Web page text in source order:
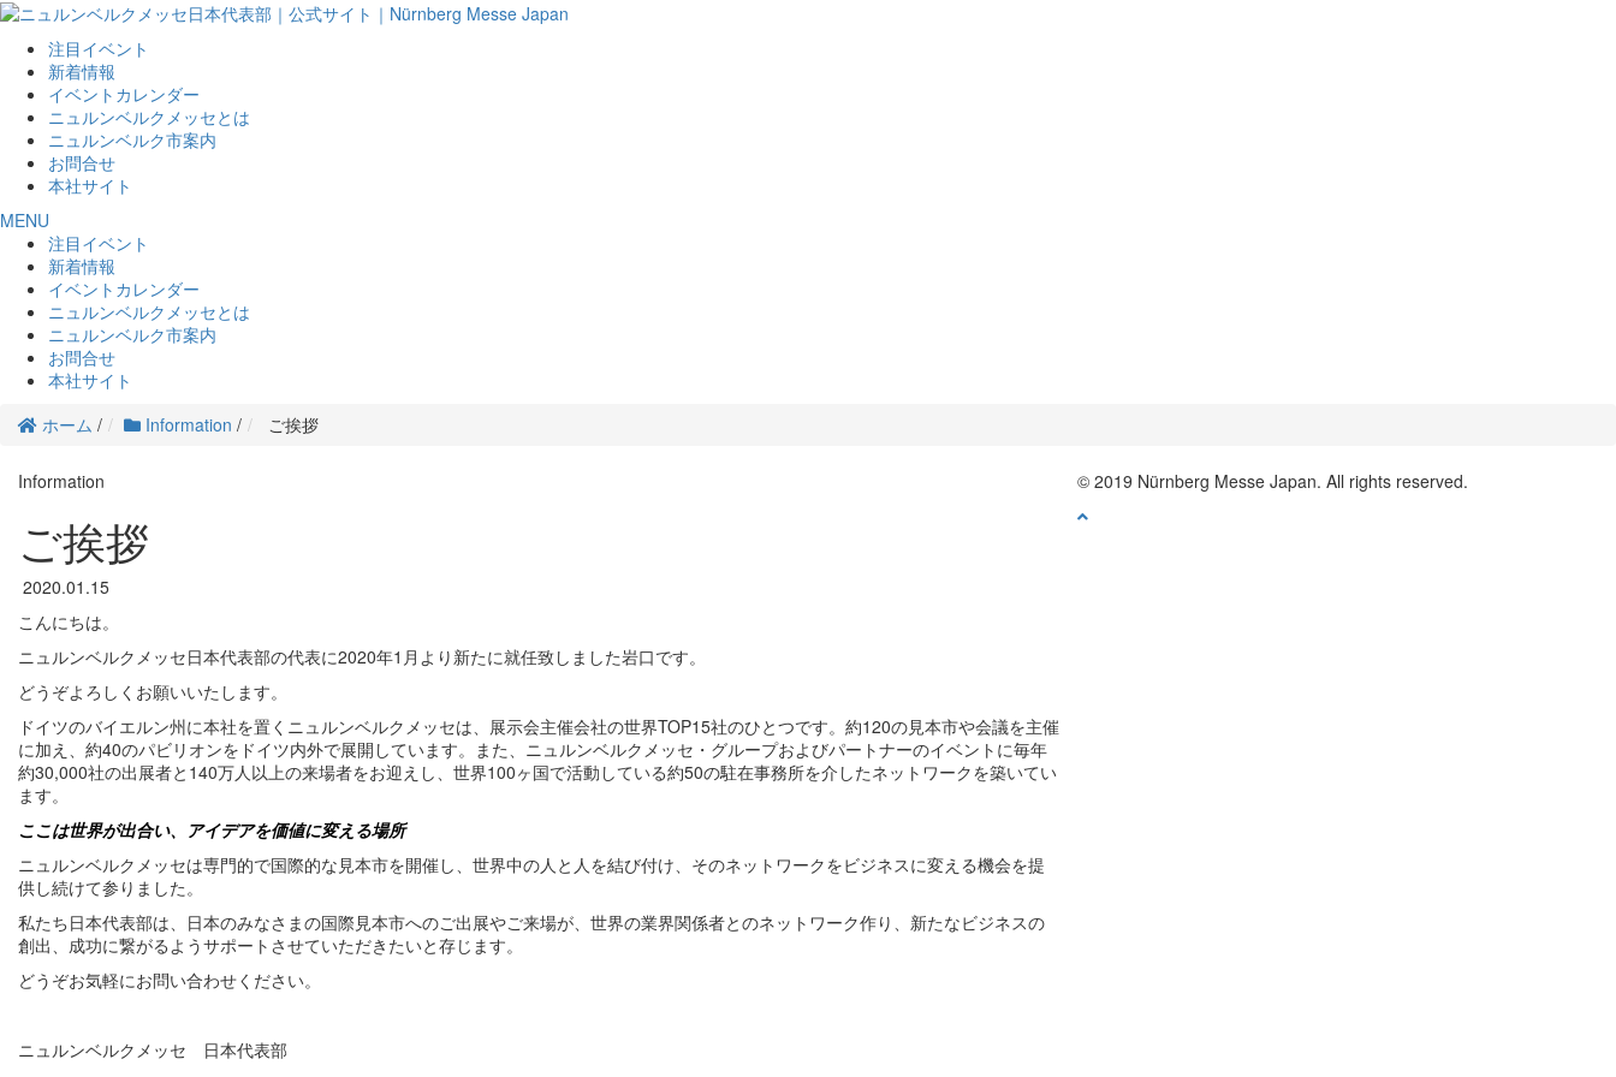
注目イベント
新着情報
イベントカレンダー
ニュルンベルクメッセとは
ニュルンベルク市案内
お問合せ
本社サイト
MENU
注目イベント
新着情報
イベントカレンダー
ニュルンベルクメッセとは
ニュルンベルク市案内
お問合せ
本社サイト
ホーム / Information / ご挨拶
Information
ご挨拶
2020.01.15
こんにちは。
ニュルンベルクメッセ日本代表部の代表に2020年1月より新たに就任致しました岩口です。
どうぞよろしくお願いいたします。
ドイツのバイエルン州に本社を置くニュルンベルクメッセは、展示会主催会社の世界TOP15社のひとつです。約120の見本市や会議を主催
に加え、約40のパビリオンをドイツ内外で展開しています。また、ニュルンベルクメッセ・グループおよびパートナーのイベントに毎年
約30,000社の出展者と140万人以上の来場者をお迎えし、世界100ヶ国で活動している約50の駐在事務所を介したネットワークを築いてい
ます。
ここは世界が出合い、アイデアを価値に変える場所
ニュルンベルクメッセは専門的で国際的な見本市を開催し、世界中の人と人を結び付け、そのネットワークをビジネスに変える機会を提
供し続けて参りました。
私たち日本代表部は、日本のみなさまの国際見本市へのご出展やご来場が、世界の業界関係者とのネットワーク作り、新たなビジネスの
創出、成功に繋がるようサポートさせていただきたいと存じます。
どうぞお気軽にお問い合わせください。
ニュルンベルクメッセ 日本代表部
© 2019 Nürnberg Messe Japan. All rights reserved.